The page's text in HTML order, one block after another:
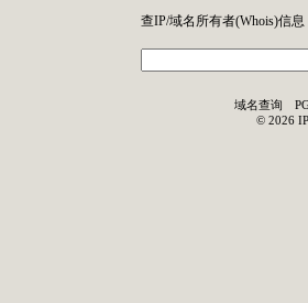
查IP/域名所有者(Whois)信息
域名查询
© 2026